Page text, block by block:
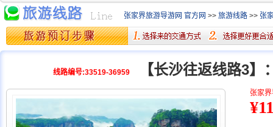
张家界旅游导游网 官方网 >> 旅游线路 >> 张
线路编号:33519-36959 【长沙往返线路3
张家